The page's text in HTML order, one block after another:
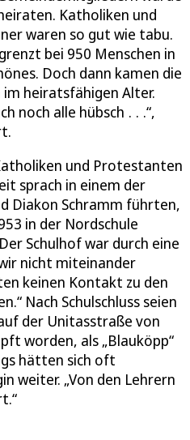
Katholiken und
waren so gut wie tabu.
bei 950 Menschen in
Doch dann kamen die
heiratsfähigen Alter.
noch alle hübsch . . .“,
und Protestanten
sprach in einem der
Diakon Schramm führten,
in der Nordschule
Schulhof war durch eine
nicht miteinander
keinen Kontakt zu den
Nach Schulschluss seien
der Unitasstraße von
worden, als „Blauköpp“
hätten sich oft
weiter. „Von den Lehrern